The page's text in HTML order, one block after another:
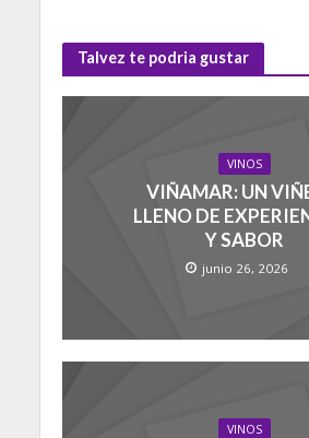
Talvez te podria gustar
VINOS
VIÑAMAR: UN
LLENO DE
Y SABOR
junio 26, 2026
VINOS